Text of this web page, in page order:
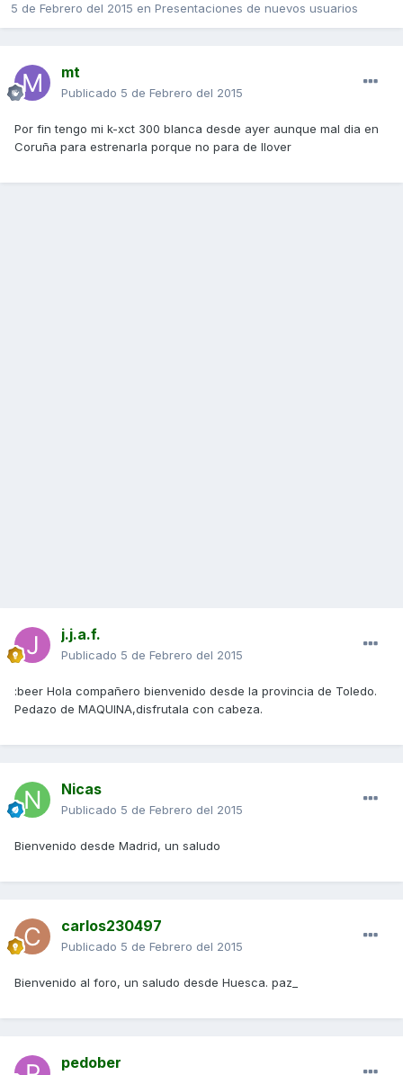
5 de Febrero del 2015 en Presentaciones de nuevos usuarios
mt
Publicado 5 de Febrero del 2015
Por fin tengo mi k-xct 300 blanca desde ayer aunque mal dia en
Coruña para estrenarla porque no para de llover
j.j.a.f.
Publicado 5 de Febrero del 2015
:beer Hola compañero bienvenido desde la provincia de Toledo.
Pedazo de MAQUINA,disfrutala con cabeza.
Nicas
Publicado 5 de Febrero del 2015
Bienvenido desde Madrid, un saludo
carlos230497
Publicado 5 de Febrero del 2015
Bienvenido al foro, un saludo desde Huesca. paz_
pedober